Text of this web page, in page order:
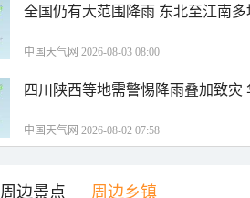
全国仍有大范围降雨 东北至江南
中国天气网 2026-08-03 08:00
四川陕西等地需警惕降雨叠加致
中国天气网 2026-08-02 07:58
周边景点 周边乡镇